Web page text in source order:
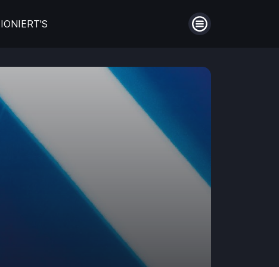
Filme aus Großbritannien
Die schönsten Biopics
Hinter Mauern
Männerfreundschaften
Coming of Age- Filme